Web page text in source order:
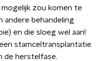
zou komen te
andere behandeling
en die sloeg wel aan!
stamceltransplantatie
de herstelfase.